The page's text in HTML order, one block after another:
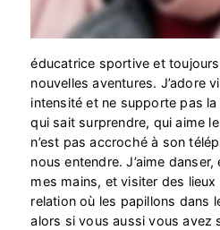
éducatrice sportive et
nouvelles aventures. J’adore
intensité et ne supporte pas la
qui sait surprendre, qui aime
n’est pas accroché à son
nous entendre. J’aime
mes mains, et visiter des
relation où les papillons dans
alors si vous aussi vous avez